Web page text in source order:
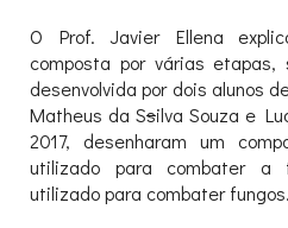
O Prof. Javier Ellena
composta por várias
desenvolvida por dois alunos
Matheus da Ssilva Souza e
2017, desenharam um
utilizado para combater a
utilizado para combater fungos.